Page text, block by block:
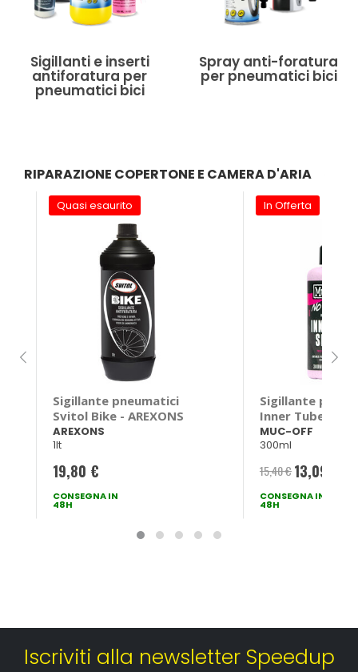
Sigillanti e inserti
antiforatura per
pneumatici bici
Spray anti-foratura
per pneumatici bici
RIPARAZIONE COPERTONE E CAMERA D'ARIA
Quasi esaurito
Sigillante pneumatici
Svitol Bike - AREXONS
AREXONS
1lt
19,80 €
CONSEGNA IN
48H
In Offerta
Sigillante
Inner Tube
MUC-OFF
MUC-OFF
300ml
15,40 € Prezzo
speciale
13,09 €
CONSEGNA IN
48H
Iscriviti alla newsletter Speedup